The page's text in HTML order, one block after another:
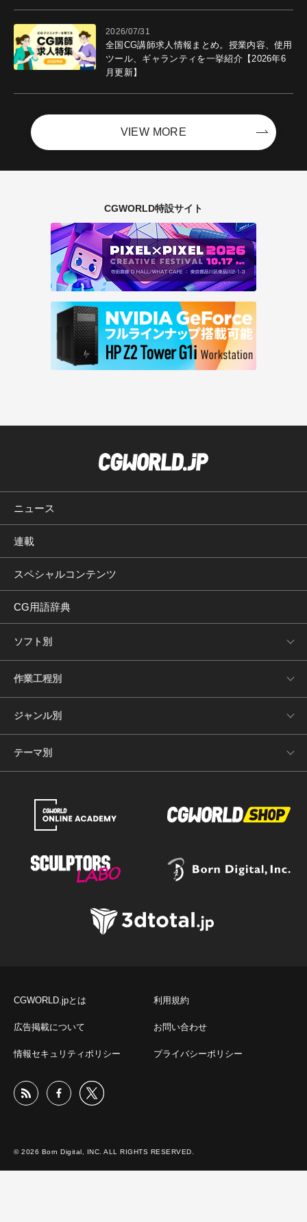
2026/07/31
全国CG講師求人情報まとめ。授業内容、使用
ツール、ギャランティを一挙紹介【2026年6
月更新】
VIEW MORE
CGWORLD特設サイト
ニュース
連載
スペシャルコンテンツ
CG用語辞典
ソフト別
作業工程別
ジャンル別
テーマ別
CGWORLD.jpとは 利用規約
広告掲載について お問い合わせ
情報セキュリティポリシー プライバシーポリシー
© 2026 Born Digital, INC. ALL RIGHTS RESERVED.